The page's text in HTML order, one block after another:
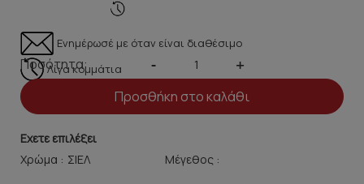
Ενημέρωσέ με όταν είναι διαθέσιμο
Λίγα κομμάτια
Ποσότητα: - +
Προσθήκη στο καλάθι
Εχετε επιλέξει
Χρώμα :
Μέγεθος :